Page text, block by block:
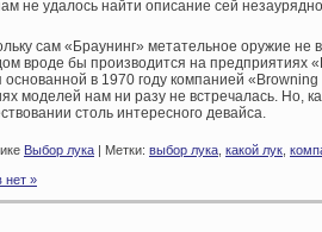
не удалось найти описание сей
сам «Браунинг» метательное оружие не
вроде бы производится на предприятиях
в 1970 году компанией «Browning
моделей нам ни разу не встречалась. Но,
столь интересного девайса.
Выбор лука | Метки: выбор лука какой лук
нет »